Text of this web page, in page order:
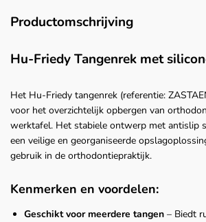
Productomschrijving
Hu-Friedy Tangenrek met
Het Hu-Friedy tangenrek (referentie:
voor het overzichtelijk opbergen van
werktafel. Het stabiele ontwerp met antislip
een veilige en georganiseerde
gebruik in de orthodontiepraktijk.
Kenmerken en voordelen:
Geschikt voor meerdere tangen – Biedt